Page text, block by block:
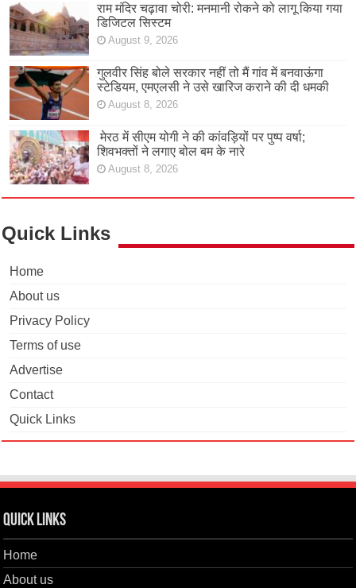
राम मंदिर चढ़ावा चोरी: मनमानी रोकने को लागू किया गया
डिजिटल सिस्टम
August 9, 2026
गुलवीर सिंह बोले सरकार नहीं तो मैं गांव में बनवाऊंगा
स्टेडियम, एमएलसी ने उसे खारिज कराने की दी धमकी
August 8, 2026
मेरठ में सीएम योगी ने की कांवड़ियों पर पुष्प वर्षा;
शिवभक्तों ने लगाए बोल बम के नारे
August 8, 2026
Quick Links
Home
About us
Privacy Policy
Terms of use
Advertise
Contact
Quick Links
Quick Links
Home
About us